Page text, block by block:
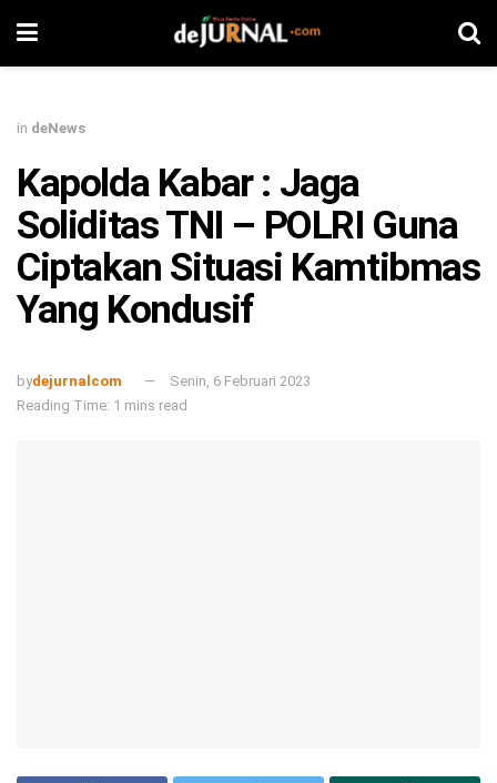
in deNews
Kapolda Kabar : Jaga
Soliditas TNI – POLRI Guna
Ciptakan Situasi Kamtibmas
Yang Kondusif
bydejurnalcom
Senin, 6 Februari 2023
Reading Time: 1 mins read